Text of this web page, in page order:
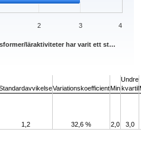
läraktiviteter har varit ett st…
2 3 4
VariationskoefficientMin
Undre
kvartil
1,2 32,6 % 2,0 3,0